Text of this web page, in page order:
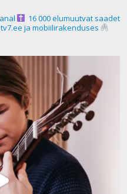
16 000 elumuutvat saadet
ja mobiilirakenduses